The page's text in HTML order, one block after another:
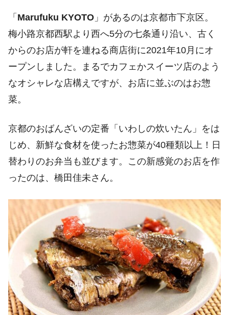
「 Marufuku KYOTO 」があるのは京都市下京区。
梅小路京都西駅より西へ5分の七条通り沿い、古く
からのお店が軒を連ねる商店街に2021年10月にオ
ープンしました。まるでカフェかスイーツ店のよう
なオシャレな店構えですが、お店に並ぶのはお惣
菜。
京都のおばんざいの定番「いわしの炊いたん」をは
じめ、新鮮な食材を使ったお惣菜が40種類以上！日
替わりのお弁当も並びます。この新感覚のお店を作
ったのは、橋田佳未さん。